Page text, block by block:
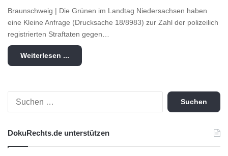
Braunschweig | Die Grünen im Landtag Niedersachsen haben
eine Kleine Anfrage (Drucksache 18/8983) zur Zahl der polizeilich
registrierten Straftaten gegen…
Weiterlesen ...
S
DokuRechts.de unterstützen